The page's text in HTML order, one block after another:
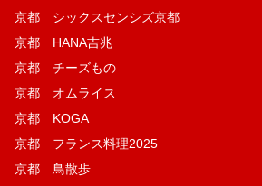
京都 シックスセンシズ京都
京都 HANA吉兆
京都 チーズもの
京都 オムライス
京都 KOGA
京都 フランス料理2025
京都 鳥散歩